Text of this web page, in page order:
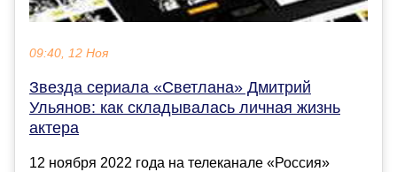
09:40, 12 Ноя
Звезда сериала «Светлана» Дмитрий
Ульянов: как складывалась личная жизнь
актера
12 ноября 2022 года на телеканале «Россия»